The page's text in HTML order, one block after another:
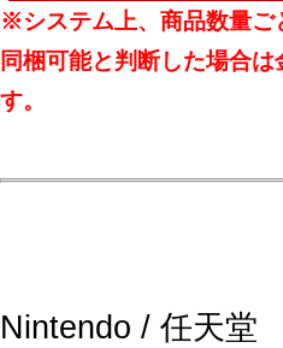
※システム上、商品数量ご
同梱可能と判断した場合
す。
Nintendo / 任天堂